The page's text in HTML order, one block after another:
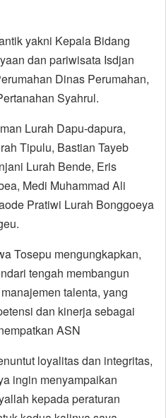
yakni Kepala Bidang
dan pariwisata Isdjan
Dinas Perumahan,
Syahrul.
Lurah Dapu-dapura,
Tipulu, Bastian Tayeb
Lurah Bende, Eris
Medi Muhammad Ali
Pratiwi Lurah Bonggoeya
Tosepu mengungkapkan,
tengah membangun
talenta, yang
dan kinerja sebagai
ASN
loyalitas dan integritas,
ingin menyampaikan
kepada peraturan